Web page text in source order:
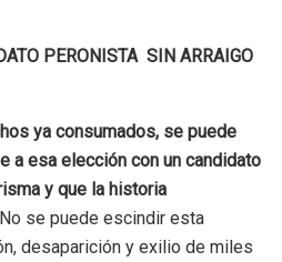
PERONISTA SIN ARRAIGO
ya consumados, se puede
a esa elección con un candidato
y que la historia
se puede escindir esta
desaparición y exilio de miles